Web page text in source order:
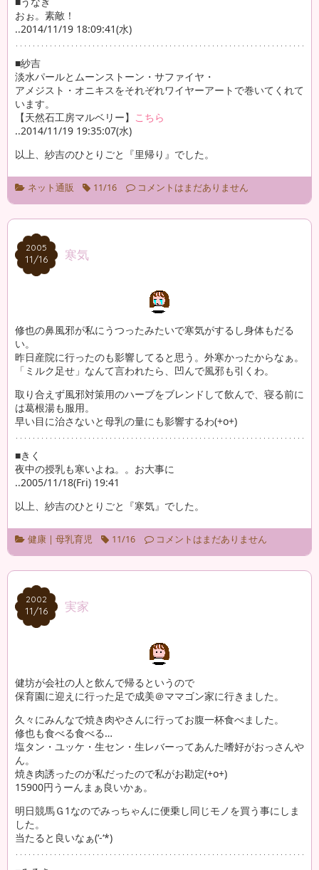
おぉ。素敵！
..2014/11/19 18:09:41(水)
■紗吉
淡水パールとムーンストーン・サファイヤ・
アメジスト・オニキスをそれぞれワイヤーアートで巻いてくれて
います。
【天然石工房マルベリー】 こちら
..2014/11/19 19:35:07(水)
以上、紗吉のひとりごと『里帰り』でした。
ネット通販 11/16 コメントはまだありません
2005
11/16
2005
11/16 寒気
修也の鼻風邪が私にうつったみたいで寒気がするし身体もだる
い。
昨日産院に行ったのも影響してると思う。外寒かったからなぁ。
「ミルク足せ」なんて言われたら、凹んで風邪も引くわ。
取り合えず風邪対策用のハーブをブレンドして飲んで、寝る前に
は葛根湯も服用。
早い目に治さないと母乳の量にも影響するわ(+o+)
■きく
夜中の授乳も寒いよね。。お大事に
..2005/11/18(Fri) 19:41
以上、紗吉のひとりごと『寒気』でした。
健康| 母乳育児 11/16 コメントはまだありません
2002
11/16
2002
11/16 実家
健坊が会社の人と飲んで帰るというので
保育園に迎えに行った足で成美＠ママゴン家に行きました。
久々にみんなで焼き肉やさんに行ってお腹一杯食べました。
修也も食べる食べる…
塩タン・ユッケ・生セン・生レバーってあんた嗜好がおっさんや
ん。
焼き肉誘ったのが私だったので私がお勘定(+o+)
15900円うーんまぁ良いかぁ。
明日競馬Ｇ1なのでみっちゃんに便乗し同じモノを買う事にしま
した。
当たると良いなぁ(‘-‘*)